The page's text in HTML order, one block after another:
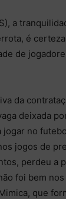
a
é
de
da
deixada
no
jogos de
perdeu a
foi bem
que